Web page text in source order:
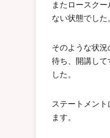
またロースク
ない状態でした
そのような状
待ち、開講して
した。
ステートメン
ます。